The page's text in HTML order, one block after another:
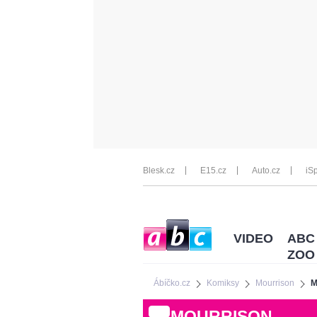
Blesk.cz E15.cz Auto.cz
Ábíčko.cz Komiksy Mourrison
VIDEO
ABC
ZOO